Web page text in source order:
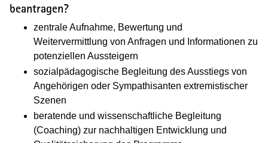
beantragen?
zentrale Aufnahme, Bewertung und
Weitervermittlung von Anfragen und Informationen zu
potenziellen Aussteigern
sozialpädagogische Begleitung des Ausstiegs von
Angehörigen oder Sympathisanten extremistischer
Szenen
beratende und wissenschaftliche Begleitung
(Coaching) zur nachhaltigen Entwicklung und